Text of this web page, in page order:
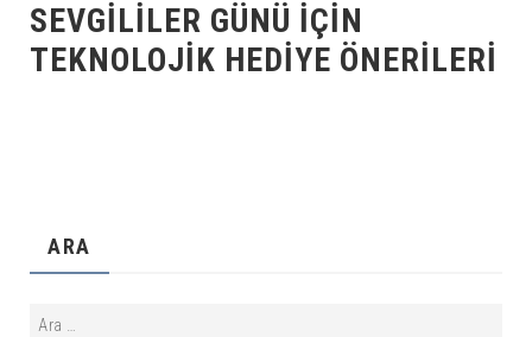
SEVGILILER GÜNÜ IÇIN
TEKNOLOJIK HEDIYE ÖNERILERI
ARA